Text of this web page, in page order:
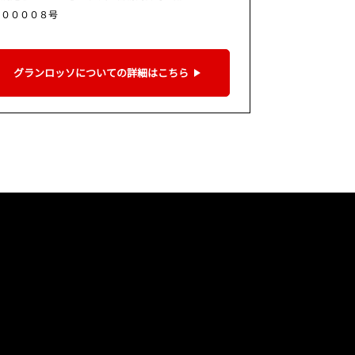
０００８号
グランロッソについての詳細はこちら